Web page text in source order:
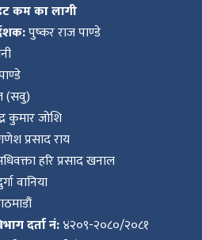
कम का लागी
पुष्कर राज पाण्डे
(सवु)
कुमार जोशि
प्रसाद राय
हरि प्रसाद खनाल
वानिया
दर्ता नं:४२०९-२०८०/२०८१